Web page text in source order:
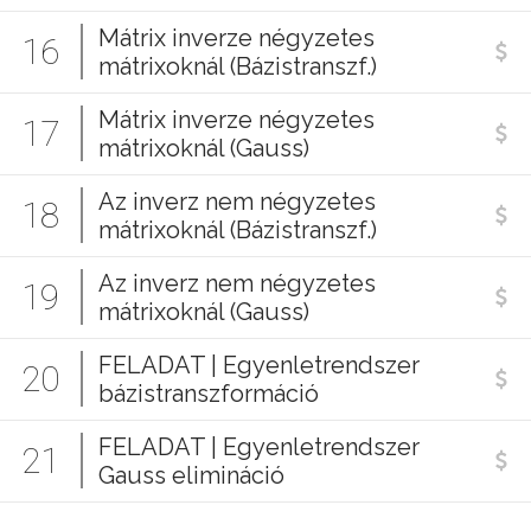
16
Mátrix inverze négyzetes
mátrixoknál (Bázistranszf.)
17
Mátrix inverze négyzetes
mátrixoknál (Gauss)
18
Az inverz nem négyzetes
mátrixoknál (Bázistranszf.)
19
Az inverz nem négyzetes
mátrixoknál (Gauss)
20
FELADAT | Egyenletrendszer
bázistranszformáció
21
FELADAT | Egyenletrendszer
Gauss elimináció